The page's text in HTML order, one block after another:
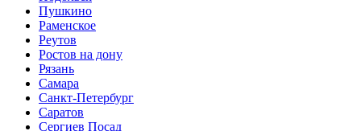
Пушкино
Раменское
Реутов
Ростов на дону
Рязань
Самара
Санкт-Петербург
Саратов
Сергиев Посад